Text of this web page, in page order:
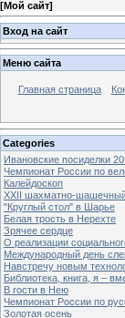
[Мой сайт]
Вход на сайт
Меню сайта
Главная страница
Categories
Ивановские посиделки
Чемпионат России по
Калейдоскоп
XXII шахматно-
"Круглый стол" в Шарье
Белая трость в Нерехте
Зрячее сердце
О реализации
Международный день
Навстречу новым
Библиотека, книга, я –
В гости в Нею
Чемпионат России по
Золотая осень